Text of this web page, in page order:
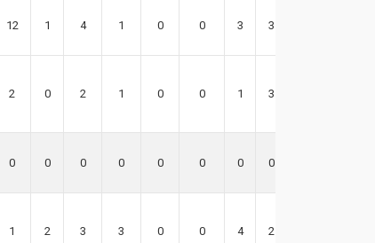
12 1 4 1 0 0 3 3
2 0 2 1 0 0 1 3
0 0 0 0 0 0 0 0
1 2 3 3 0 0 4 2